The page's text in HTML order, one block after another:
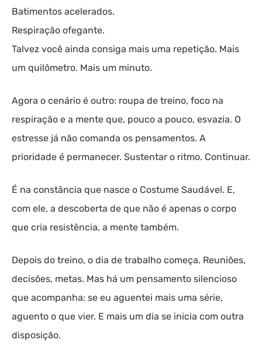
Batimentos acelerados.
Respiração ofegante.
Talvez você ainda consiga mais uma repetição. Mais
um quilômetro. Mais um minuto.
Agora o cenário é outro: roupa de treino, foco na
respiração e a mente que, pouco a pouco, esvazia. O
estresse já não comanda os pensamentos. A
prioridade é permanecer. Sustentar o ritmo. Continuar.
É na constância que nasce o Costume Saudável. E,
com ele, a descoberta de que não é apenas o corpo
que cria resistência, a mente também.
Depois do treino, o dia de trabalho começa. Reuniões,
decisões, metas. Mas há um pensamento silencioso
que acompanha: se eu aguentei mais uma série,
aguento o que vier. E mais um dia se inicia com outra
disposição.